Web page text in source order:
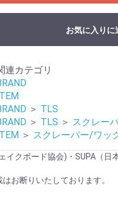
お気に入りに
連カテゴリ
＞ TLS
＞ TLS ＞ スクレー
＞ スクレーパー/ワッ
クボード協会)・SUPA（
お断りいたしております。